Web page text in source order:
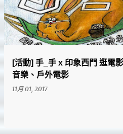
[活動] 手_手 x 印象西門 逛電
音樂、戶外電影
11月 01, 2017